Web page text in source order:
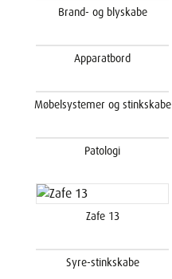
Brand- og blyskabe
Apparatbord
Møbelsystemer og stinkskabe
Patologi
Zafe 13
Syre-stinkskabe